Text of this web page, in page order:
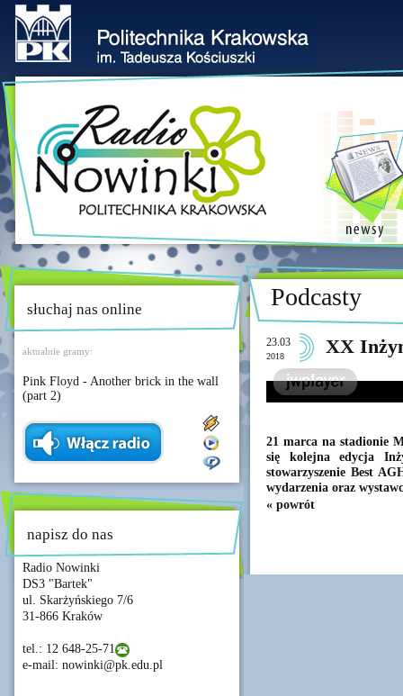
słuchaj nas online
aktualnie gramy:
Pink Floyd - Another brick in the wall
(part 2)
napisz do nas
Radio Nowinki
DS3 "Bartek"
ul. Skarżyńskiego 7/6
31-866 Kraków
tel.: 12 648-25-71
e-mail: nowinki@pk.edu.pl
Podcasty
23.03
2018 XX
21 marca na stadionie
się kolejna edycja
stowarzyszenie Best
wydarzenia oraz
« powrót